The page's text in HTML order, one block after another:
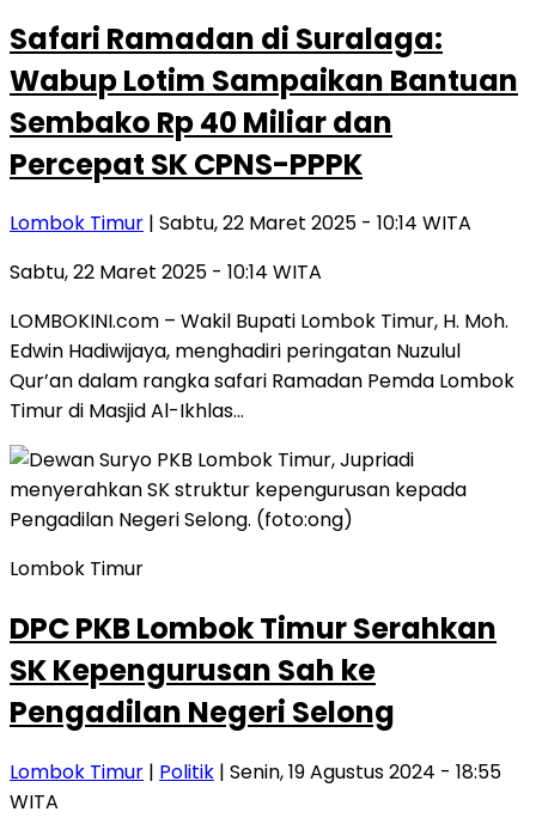
Safari Ramadan di Suralaga:
Wabup Lotim Sampaikan Bantuan
Sembako Rp 40 Miliar dan
Percepat SK CPNS-PPPK
Lombok Timur | Sabtu, 22 Maret 2025 - 10:14 WITA
Sabtu, 22 Maret 2025 - 10:14 WITA
LOMBOKINI.com – Wakil Bupati Lombok Timur, H. Moh.
Edwin Hadiwijaya, menghadiri peringatan Nuzulul
Qur’an dalam rangka safari Ramadan Pemda Lombok
Timur di Masjid Al-Ikhlas…
Lombok Timur
DPC PKB Lombok Timur Serahkan
SK Kepengurusan Sah ke
Pengadilan Negeri Selong
Lombok Timur | Politik | Senin, 19 Agustus 2024 - 18:55
WITA